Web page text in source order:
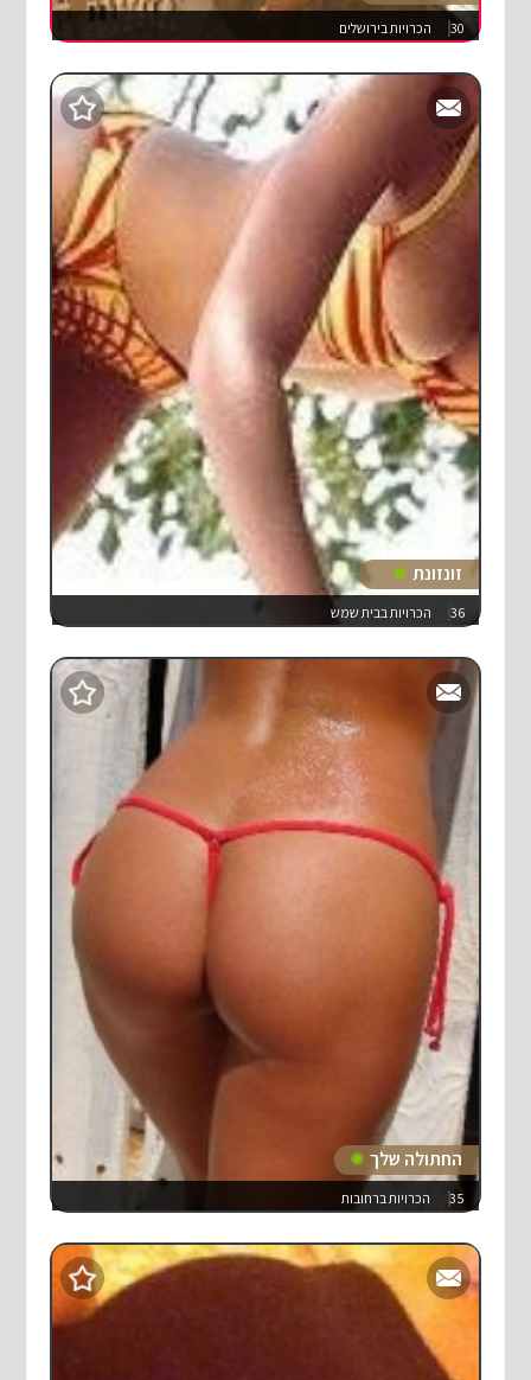
30 הכרויות בירושלים
זונזונת
36 הכרויות בבית שמש
החתולה שלך
35 הכרויות ברחובות